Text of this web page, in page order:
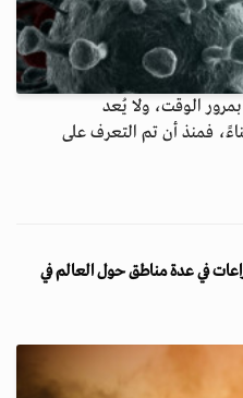
الوقت، ولا يُعد
19&#8221; استثناءً، فمنذ أن تم التعرف على
في عدة مناطق حول العالم في